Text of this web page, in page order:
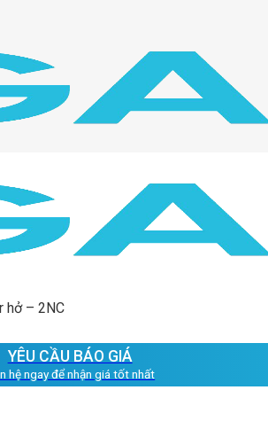
hở – 2NC
YÊU CẦU BÁO GIÁ
hệ ngay để nhận giá tốt nhất